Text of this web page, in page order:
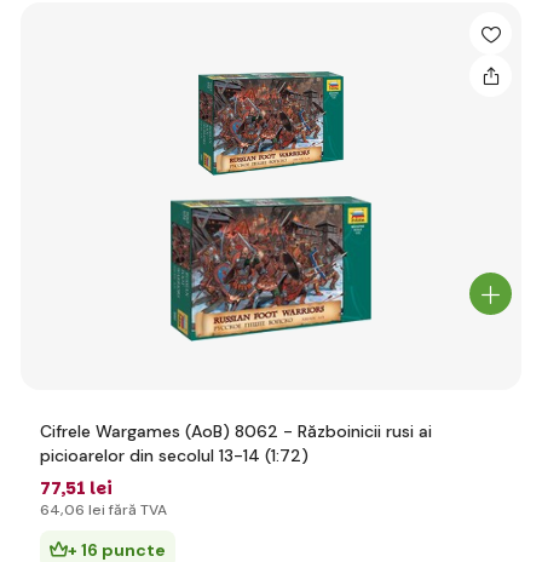
Cifrele Wargames (AoB) 8062 - Războinicii rusi ai
picioarelor din secolul 13-14 (1:72)
77,51 lei
64,06 lei fără TVA
+ 16 puncte